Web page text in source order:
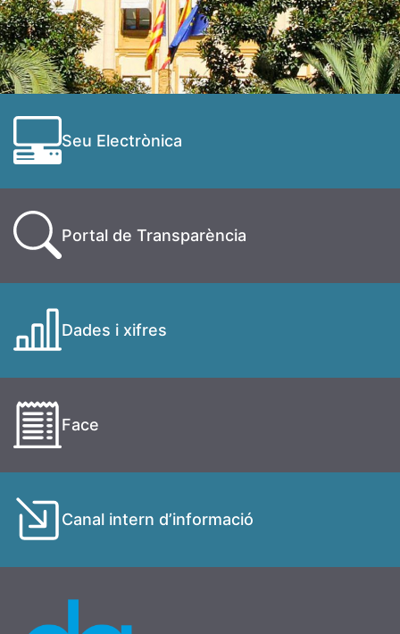
Seu Electrònica
Portal de Transparència
Dades i xifres
Face
Canal intern d’informació